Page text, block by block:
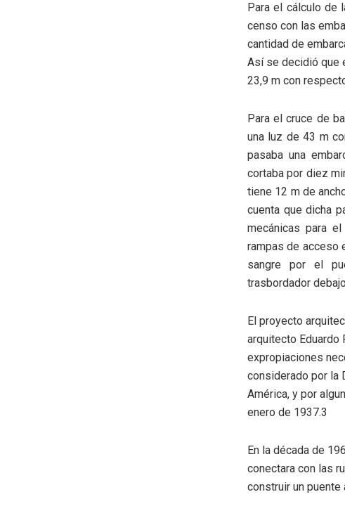
Para el cálculo de
censo con las
cantidad de
Así se decidió que
23,9 m con
Para el cruce de
una luz de 43 m
pasaba una
cortaba por diez
tiene 12 m de
cuenta que dicha
mecánicas para
rampas de acceso
sangre por el
trasbordador
El proyecto
arquitecto Eduardo
expropiaciones
considerado por la
América, y por
enero de 1937.3
En la década de
conectara con las
construir un puente